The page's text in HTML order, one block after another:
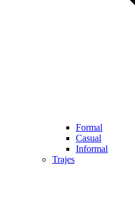
Formal
Casual
Informal
Trajes